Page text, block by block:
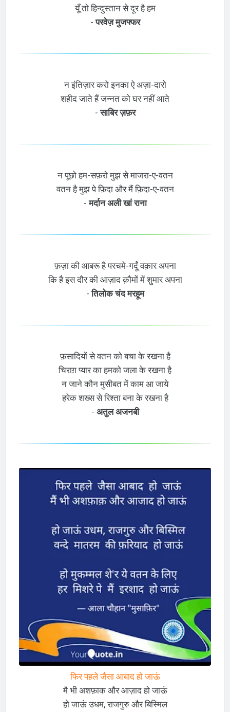
यूँ तो हिन्दुस्तान से दूर है हम
-परवेज़ मुजफ्फर
न इंतिज़ार करो इनका ऐ अज़ा-दारो
शहीद जाते हैं जन्नत को घर नहीं आते
-साबिर ज़फ़र
न पूछो हम-सफ़रो मुझ से माजरा-ए-वतन
वतन है मुझ पे फ़िदा और मैं फ़िदा-ए-वतन
-मर्दान अली खां राना
फ़ज़ा की आबरू है परचमे-गर्दूं वक़ार अपना
कि है इस दौर की आज़ाद क़ौमों में शुमार अपना
-तिलोक चंद मरहूम
फ़सादियों से वतन को बचा के रखना है
चिराग़ प्यार का हमको जला के रखना है
न जाने कौन मुसीबत में काम आ जाये
हरेक शख्स से रिश्ता बना के रखना है
- अतुल अजनबी
फिर पहले जैसा आबाद हो जाऊं
मै भी अशफ़ाक और आज़ाद हो जाऊं
हो जाऊं उधम, राजगुरु और बिस्मिल